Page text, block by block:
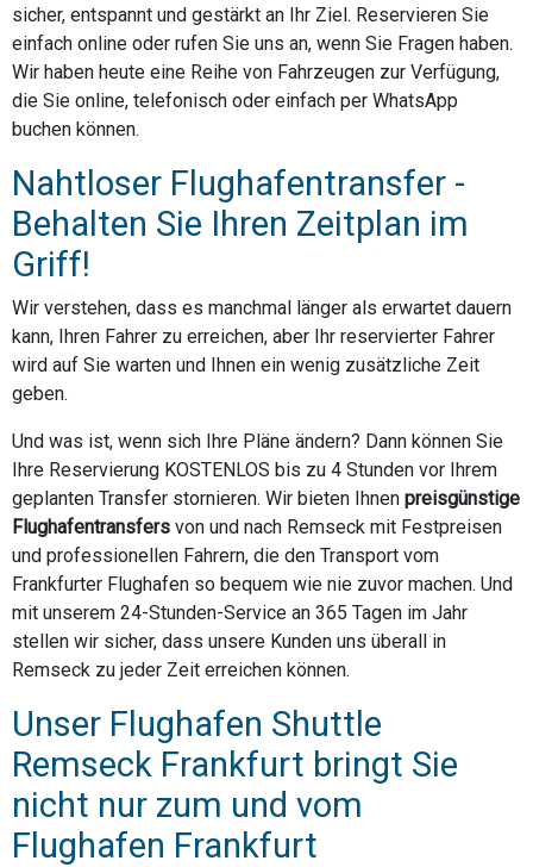
sicher, entspannt und gestärkt an Ihr Ziel. Reservieren Sie
einfach online oder rufen Sie uns an, wenn Sie Fragen haben.
Wir haben heute eine Reihe von Fahrzeugen zur Verfügung,
die Sie online, telefonisch oder einfach per WhatsApp
buchen können.
Nahtloser Flughafentransfer -
Behalten Sie Ihren Zeitplan im
Griff!
Wir verstehen, dass es manchmal länger als erwartet dauern
kann, Ihren Fahrer zu erreichen, aber Ihr reservierter Fahrer
wird auf Sie warten und Ihnen ein wenig zusätzliche Zeit
geben.
Und was ist, wenn sich Ihre Pläne ändern? Dann können Sie
Ihre Reservierung KOSTENLOS bis zu 4 Stunden vor Ihrem
geplanten Transfer stornieren. Wir bieten Ihnen preisgünstige
Flughafentransfers von und nach Remseck mit Festpreisen
und professionellen Fahrern, die den Transport vom
Frankfurter Flughafen so bequem wie nie zuvor machen. Und
mit unserem 24-Stunden-Service an 365 Tagen im Jahr
stellen wir sicher, dass unsere Kunden uns überall in
Remseck zu jeder Zeit erreichen können.
Unser Flughafen Shuttle
Remseck Frankfurt bringt Sie
nicht nur zum und vom
Flughafen Frankfurt